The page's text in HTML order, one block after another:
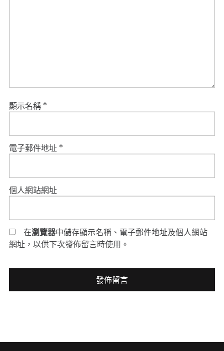
顯示名稱 *
電子郵件地址 *
個人網站網址
在瀏覽器中儲存顯示名稱、電子郵件地址及個人網站
網址，以供下次發佈留言時使用。